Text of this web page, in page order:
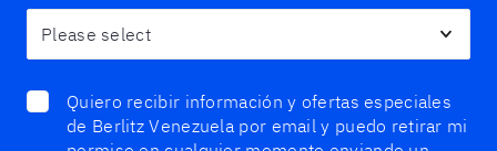
Quiero recibir información y ofertas especiales
de Berlitz Venezuela por email y puedo retirar mi